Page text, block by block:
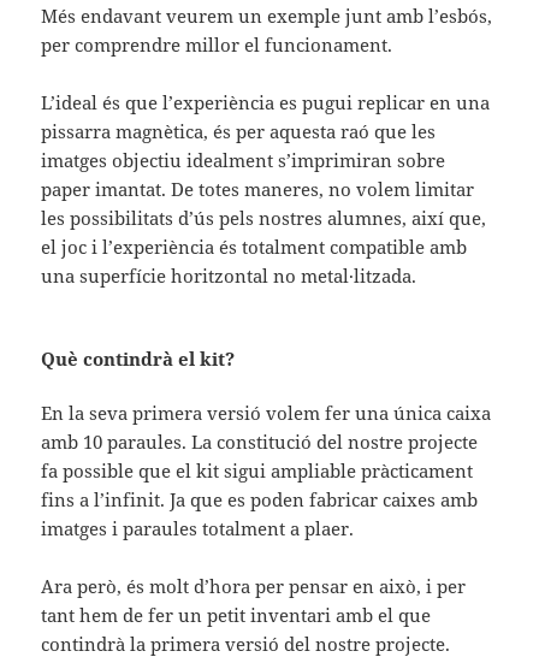
Més endavant veurem un exemple junt amb l’esbós,
per comprendre millor el funcionament.
L’ideal és que l’experiència es pugui replicar en una
pissarra magnètica, és per aquesta raó que les
imatges objectiu idealment s’imprimiran sobre
paper imantat. De totes maneres, no volem limitar
les possibilitats d’ús pels nostres alumnes, així que,
el joc i l’experiència és totalment compatible amb
una superfície horitzontal no metal·litzada.
Què contindrà el kit?
En la seva primera versió volem fer una única caixa
amb 10 paraules. La constitució del nostre projecte
fa possible que el kit sigui ampliable pràcticament
fins a l’infinit. Ja que es poden fabricar caixes amb
imatges i paraules totalment a plaer.
Ara però, és molt d’hora per pensar en això, i per
tant hem de fer un petit inventari amb el que
contindrà la primera versió del nostre projecte.